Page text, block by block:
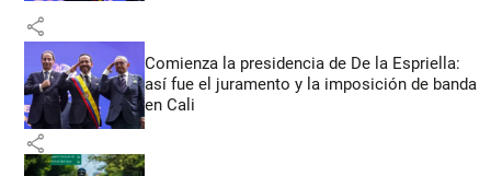
share
Comienza la presidencia de De la Espriella:
así fue el juramento y la imposición de banda
en Cali
share